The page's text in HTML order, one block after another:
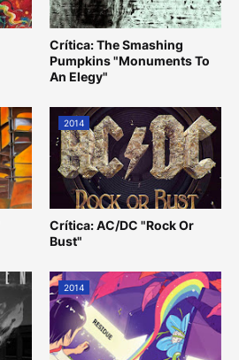
Crítica: The Smashing
Pumpkins "Monuments To
An Elegy"
2014
Crítica: AC/DC "Rock Or
Bust"
2014